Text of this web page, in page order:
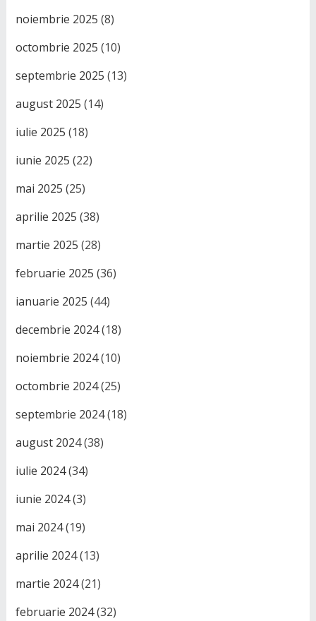
noiembrie 2025 (8)
octombrie 2025 (10)
septembrie 2025 (13)
august 2025 (14)
iulie 2025 (18)
iunie 2025 (22)
mai 2025 (25)
aprilie 2025 (38)
martie 2025 (28)
februarie 2025 (36)
ianuarie 2025 (44)
decembrie 2024(18)
noiembrie 2024(10)
octombrie 2024(25)
septembrie 2024(18)
august 2024(38)
iulie 2024(34)
iunie 2024(3)
mai 2024(19)
aprilie 2024(13)
martie 2024(21)
februarie 2024(32)